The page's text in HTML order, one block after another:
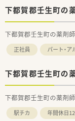
地域・店舗ご
現する取り組
入社後もひと
ップをご用意
ループ』でご
下都賀郡壬生町の
下都賀郡壬生町の薬剤
正社員 パート・ア
下都賀郡壬生町の
下都賀郡壬生町の薬剤
駅チカ 年間休日